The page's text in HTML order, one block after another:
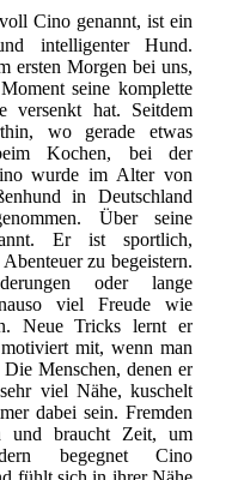
Cino genannt, ist ein
intelligenter Hund.
ersten Morgen bei uns,
seine komplette
versenkt hat. Seitdem
wo gerade etwas
Kochen, bei der
wurde im Alter von
in Deutschland
Über seine
Er ist sportlich,
zu begeistern.
oder lange
viel Freude wie
Neue Tricks lernt er
mit, wenn man
Menschen, denen er
viel Nähe, kuschelt
dabei sein. Fremden
und braucht Zeit, um
begegnet Cino